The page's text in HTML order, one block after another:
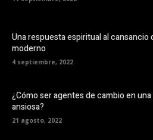
Una respuesta espiritual al cansancio
moderno
4 septiembre, 2022
¿Cómo ser agentes de cambio en
ansiosa?
21 agosto, 2022